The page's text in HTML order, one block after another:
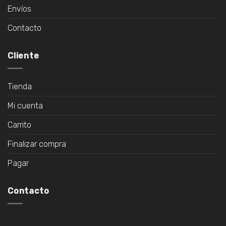
Envíos
Contacto
Cliente
Tienda
Mi cuenta
Carrito
Finalizar compra
Pagar
Contacto